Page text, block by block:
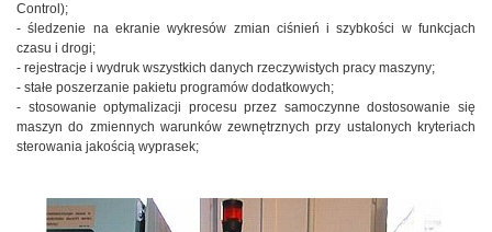
Control);
- śledzenie na ekranie wykresów zmian ciśnień i szybkości w funkcjach
czasu i drogi;
- rejestracje i wydruk wszystkich danych rzeczywistych pracy maszyny;
- stałe poszerzanie pakietu programów dodatkowych;
- stosowanie optymalizacji procesu przez samoczynne dostosowanie się
maszyn do zmiennych warunków zewnętrznych przy ustalonych kryteriach
sterowania jakością wyprasek;